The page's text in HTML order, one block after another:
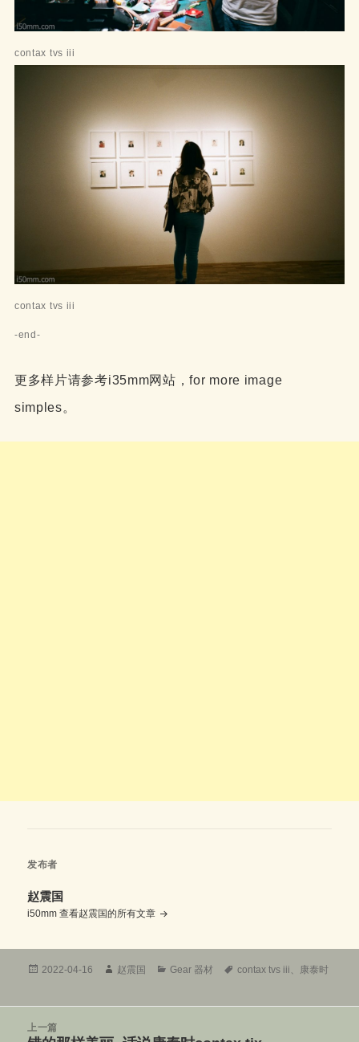
contax tvs iii
contax tvs iii
-end-
更多样片请参考i35mm网站，for more image
simples。
发布者
赵震国
i50mm查看赵震国的所有文章
发
2022-04-16
作
赵震国
分
Gear 器材
标
contax tvs iii 、 康泰时
上一篇